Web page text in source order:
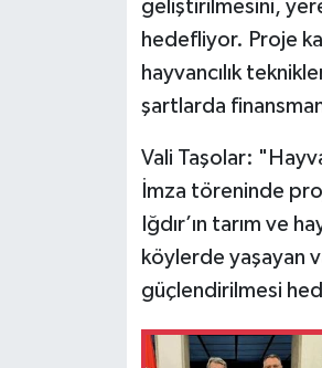
geliştirilmesini,
hedefliyor. Proje
hayvancılık
şartlarda
Vali Taşolar:
İmza töreninde
Iğdır’ın tarım ve
köylerde yaşayan
güçlendirilmesi